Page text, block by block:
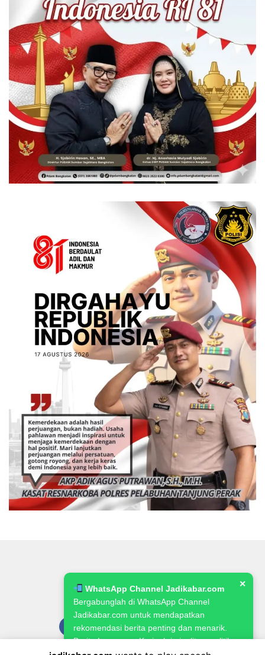
WhatsApp Channel Jadikabar.com
Bergabunglah di WhatsApp Channel
Jadikabar.com untuk mendapatkan
rekomendasi berita penting dan menarik.
Berita Lowongan Kerja, kriminalitas, politik,
✕